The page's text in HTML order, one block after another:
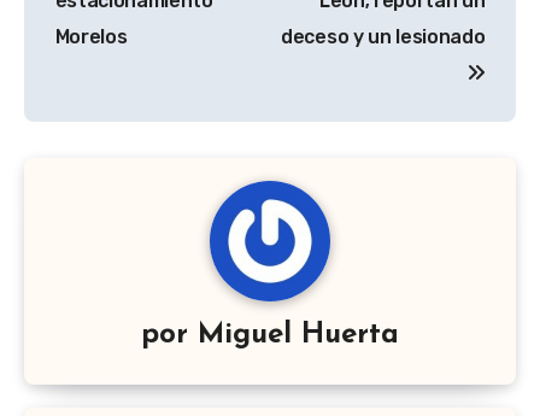
Morelos
deceso y un lesionado
por Miguel Huerta